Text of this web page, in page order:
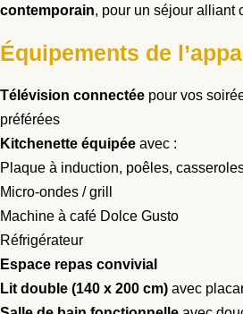
contemporain, pour un séjour alliant
Équipements de
Télévision connectée pour vos
préférées
Kitchenette équipée avec :
Plaque à induction, poêles,
Micro-ondes / grill
Machine à café Dolce Gusto
Réfrigérateur
Espace repas convivial
Lit double (140 x 200 cm) avec